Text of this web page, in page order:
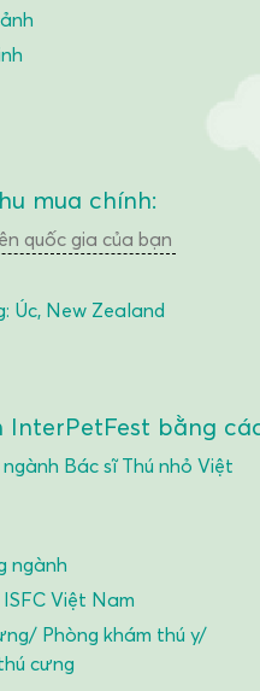
mua chính:
Úc, New Zealand
InterPetFest bằng
Bác sĩ Thú nhỏ Việt
ngành
ISFC Việt Nam
Phòng khám thú y/
cưng